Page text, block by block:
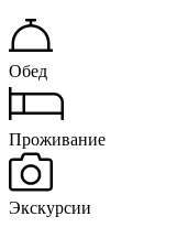
Обед
Проживание
Экскурсии